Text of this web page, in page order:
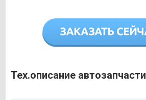
Тех.описание автозапчасти